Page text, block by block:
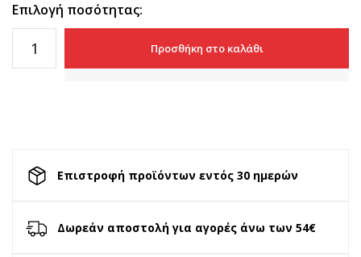
Επιλογή ποσότητας:
Προσθήκη στο καλάθι
Επιστροφή προϊόντων εντός 30 ημερών
Δωρεάν αποστολή για αγορές άνω των 54€